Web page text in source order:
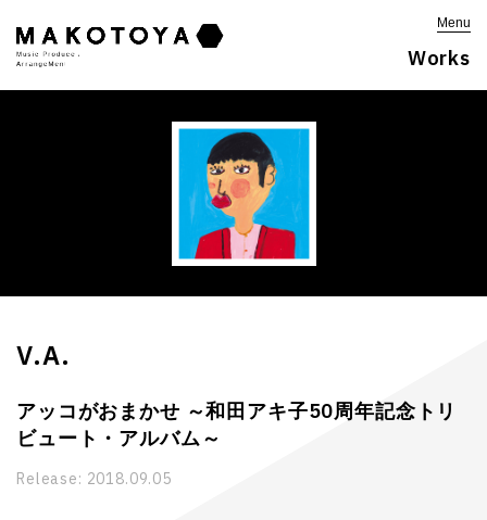
Menu
Works
V.A.
アッコがおまかせ ～和田アキ子50周年記念トリ
ビュート・アルバム～
Release: 2018.09.05